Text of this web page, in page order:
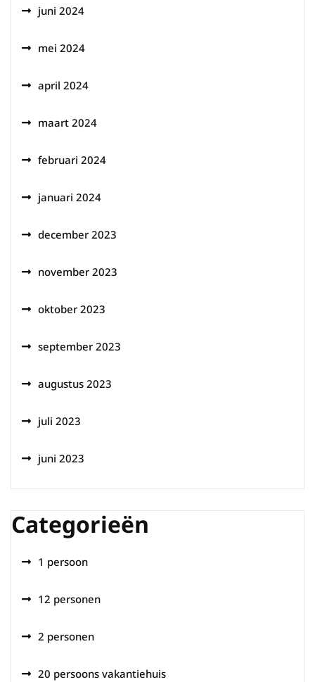
juni 2024
mei 2024
april 2024
maart 2024
februari 2024
januari 2024
december 2023
november 2023
oktober 2023
september 2023
augustus 2023
juli 2023
juni 2023
Categorieën
1 persoon
12 personen
2 personen
20 persoons vakantiehuis